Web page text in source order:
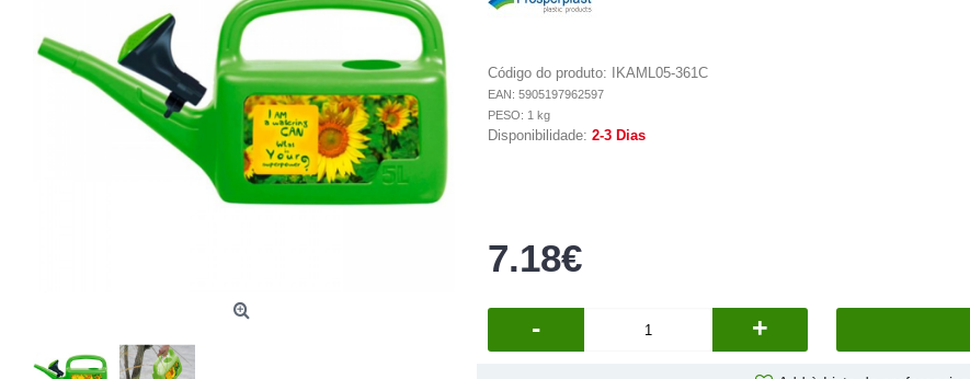
Código do produto: IKAML05-361C
EAN: 5905197962597
PESO: 1 kg
Disponibilidade:2-3 Dias
7.18€
- +